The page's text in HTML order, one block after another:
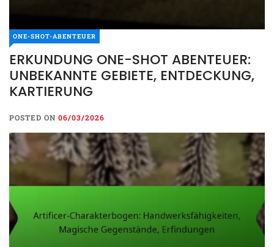
ONE-SHOT-ABENTEUER
ERKUNDUNG ONE-SHOT ABENTEUER:
UNBEKANNTE GEBIETE, ENTDECKUNG,
KARTIERUNG
POSTED ON 06/03/2026